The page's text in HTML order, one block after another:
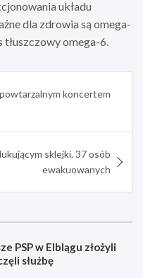
układu
dla zdrowia są omega-
tłuszczowy omega-6.
koncertem
sklejki. 37 osób
ewakuowanych
PSP w Elblągu złożyli
służbę